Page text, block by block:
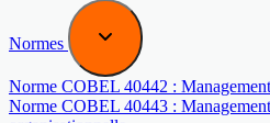
Normes
Norme COBEL 40442 :
Norme COBEL 40443 :